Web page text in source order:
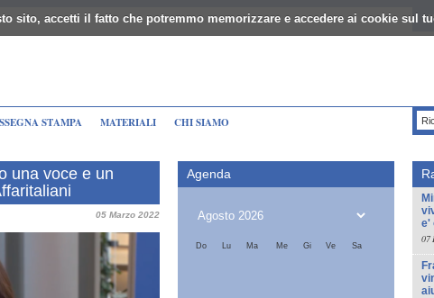
sito, accetti il fatto che potremmo memorizzare e accedere ai cookie sul
STAMPA MATERIALI CHI SIAMO
una voce e un
05 Marzo 2022
Agenda
Do Lu Ma Me Gi Ve Sa
e'
07